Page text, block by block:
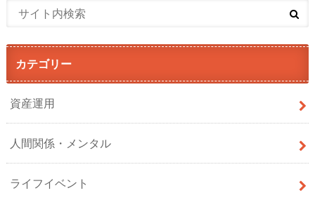
カテゴリー
資産運用
人間関係・メンタル
ライフイベント